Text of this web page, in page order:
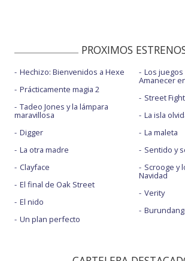
PROXIMOS
Hechizo: Bienvenidos a Hexe
Prácticamente magia 2
Tadeo Jones y la lámpara
maravillosa
Digger
La otra madre
Clayface
El final de Oak Street
El nido
Un plan perfecto
Los
Amanecer
Street
La isla
La maleta
Sentido y
Scrooge y
Navidad
Verity